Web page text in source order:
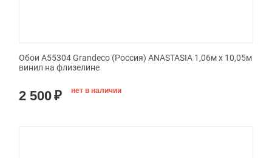
Обои A55304 Grandeco (Россия) ANASTASIA 1,06м х 10,05м
винил на флизелине
2 500₽ нет в наличии